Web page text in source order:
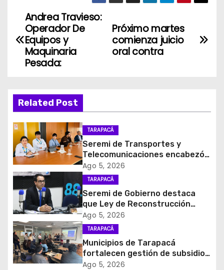
N
a
g
a
c
i
ó
n
d
e
Próximo martes
comienza juicio
oral contra
Andrea Travieso:
Operador De
Equipos y
Maquinaria
Pesada:
Related Post
TARAPACÁ
Seremi de Transportes y
Telecomunicaciones encabezó
primera mesa de coordinación
para el retiro de cables en
desuso en Iquique
Ago 5, 2026
TARAPACÁ
Seremi de Gobierno destaca
que Ley de Reconstrucción
Nacional impulsará la inversión
y el empleo en Tarapacá
Ago 5, 2026
TARAPACÁ
Municipios de Tarapacá
fortalecen gestión de subsidios
de agua potable en jornada
Ago 5, 2026